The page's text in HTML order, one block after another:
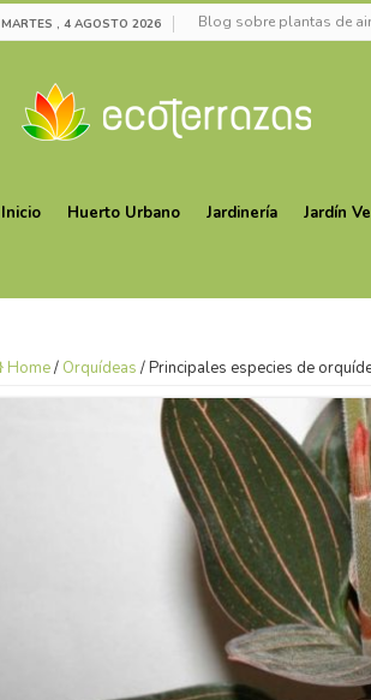
MARTES , 4 AGOSTO 2026 Blog sobre plantas de
Inicio Huerto Urbano Jardinería Jardín
Home/ Orquídeas /Principales especies de